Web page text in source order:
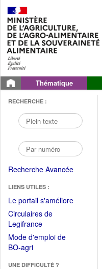
Thématique
RECHERCHE :
Recherche Avancée
LIENS UTILES :
Le portail s'améliore(Fichier
Circulaires de
Legifrance(Ouvrir
dans
une
fenêtre)
Mode d'emploi de
BO-agri(Ouvrir
une
UNE DIFFICULTÉ ?